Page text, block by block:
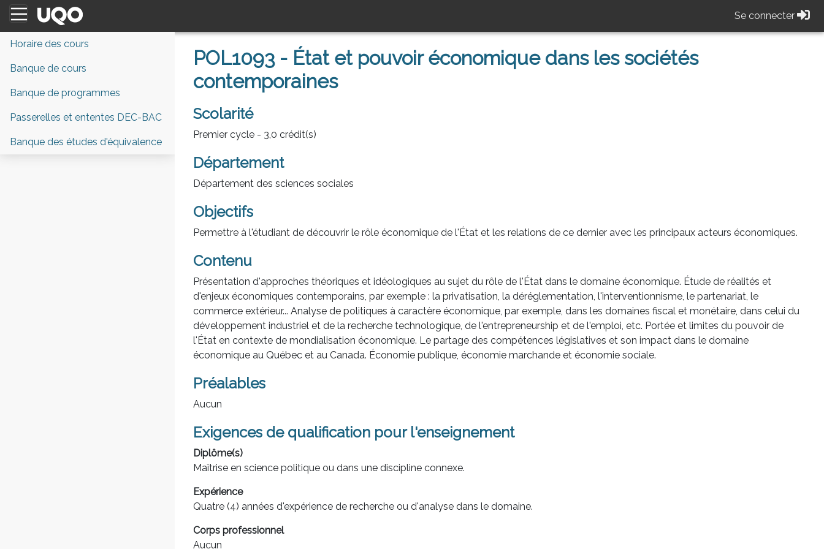
Se connecter
Horaire des cours
Banque de cours
Banque de programmes
Passerelles et ententes DEC-BAC
Banque des études d'équivalence
POL1093 - État et pouvoir économique dans les sociétés
contemporaines
Scolarité
Premier cycle - 3,0 crédit(s)
Département
Département des sciences sociales
Objectifs
Permettre à l'étudiant de découvrir le rôle économique de l'État et les relations de ce dernier avec les principaux acteurs économiques.
Contenu
Présentation d'approches théoriques et idéologiques au sujet du rôle de l'État dans le domaine économique. Étude de réalités et
d'enjeux économiques contemporains, par exemple : la privatisation, la déréglementation, l'interventionnisme, le partenariat, le
commerce extérieur... Analyse de politiques à caractère économique, par exemple, dans les domaines fiscal et monétaire, dans celui du
développement industriel et de la recherche technologique, de l'entrepreneurship et de l'emploi, etc. Portée et limites du pouvoir de
l'État en contexte de mondialisation économique. Le partage des compétences législatives et son impact dans le domaine
économique au Québec et au Canada. Économie publique, économie marchande et économie sociale.
Préalables
Aucun
Exigences de qualification pour l'enseignement
Diplôme(s)
Maîtrise en science politique ou dans une discipline connexe.
Expérience
Quatre (4) années d'expérience de recherche ou d'analyse dans le domaine.
Corps professionnel
Aucun